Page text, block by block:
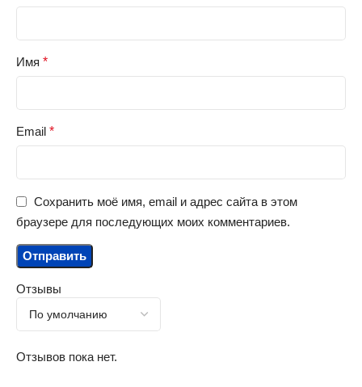
Отзывы
Отзывов пока нет.
Имя *
Email *
Сохранить моё имя, email и адрес сайта в этом
браузере для последующих моих комментариев.